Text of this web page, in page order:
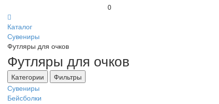
0
Каталог
Сувениры
Футляры для очков
Футляры для очков
Категории
Фильтры
Сувениры
Бейсболки